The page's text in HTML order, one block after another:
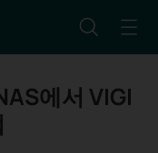
에서 VIGI